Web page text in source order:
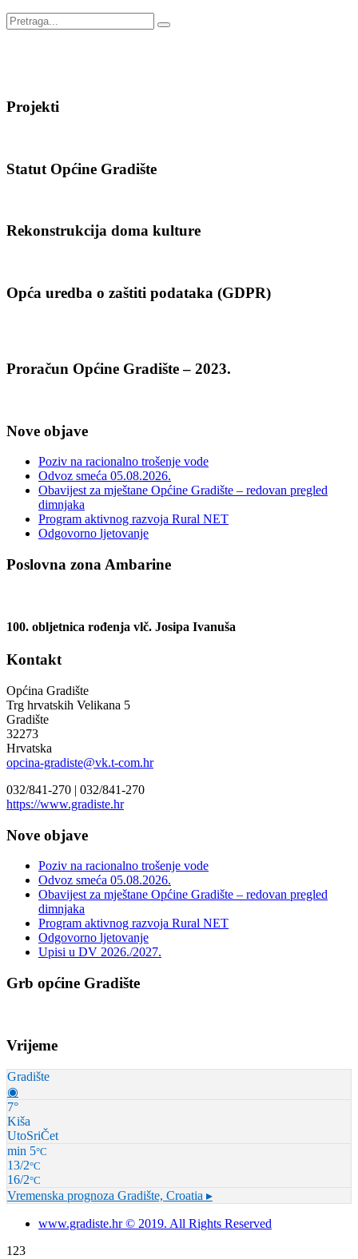
Projekti
Statut Općine Gradište
Rekonstrukcija doma kulture
Opća uredba o zaštiti podataka (GDPR)
Proračun Općine Gradište – 2023.
Nove objave
Poziv na racionalno trošenje vode
Odvoz smeća 05.08.2026.
Obavijest za mještane Općine Gradište – redovan pregled
dimnjaka
Program aktivnog razvoja Rural NET
Odgovorno ljetovanje
Poslovna zona Ambarine
100. obljetnica rođenja vlč. Josipa Ivanuša
Kontakt
Općina Gradište
Trg hrvatskih Velikana 5
Gradište
32273
Hrvatska
opcina-gradiste@vk.t-com.hr
032/841-270 | 032/841-270
https://www.gradiste.hr
Nove objave
Poziv na racionalno trošenje vode
Odvoz smeća 05.08.2026.
Obavijest za mještane Općine Gradište – redovan pregled
dimnjaka
Program aktivnog razvoja Rural NET
Odgovorno ljetovanje
Upisi u DV 2026./2027.
Grb općine Gradište
Vrijeme
Gradište
◉
7°
Kiša
UtoSriČet
min 5°C
13/2°C
16/2°C
Vremenska prognoza Gradište, Croatia ▸
www.gradiste.hr © 2019. All Rights Reserved
123